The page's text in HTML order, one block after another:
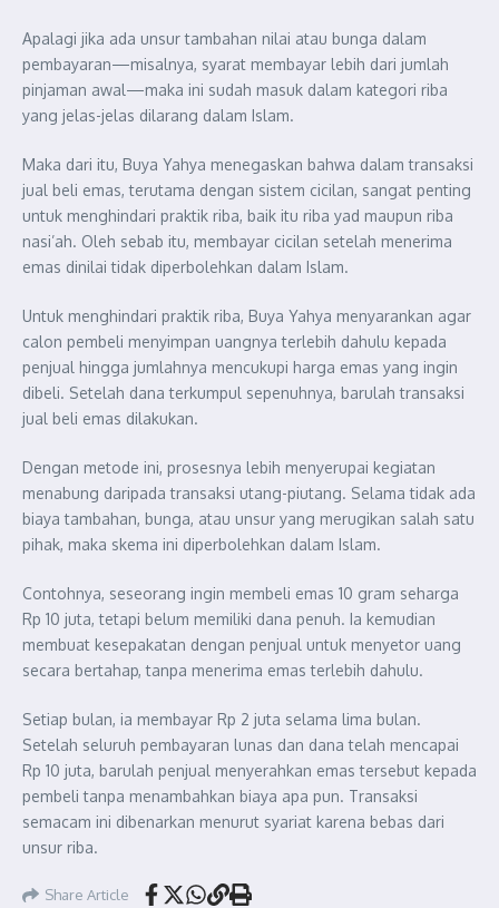
Apalagi jika ada unsur tambahan nilai atau bunga dalam
pembayaran—misalnya, syarat membayar lebih dari jumlah
pinjaman awal—maka ini sudah masuk dalam kategori riba
yang jelas-jelas dilarang dalam Islam.
Maka dari itu, Buya Yahya menegaskan bahwa dalam transaksi
jual beli emas, terutama dengan sistem cicilan, sangat penting
untuk menghindari praktik riba, baik itu riba yad maupun riba
nasi’ah. Oleh sebab itu, membayar cicilan setelah menerima
emas dinilai tidak diperbolehkan dalam Islam.
Untuk menghindari praktik riba, Buya Yahya menyarankan agar
calon pembeli menyimpan uangnya terlebih dahulu kepada
penjual hingga jumlahnya mencukupi harga emas yang ingin
dibeli. Setelah dana terkumpul sepenuhnya, barulah transaksi
jual beli emas dilakukan.
Dengan metode ini, prosesnya lebih menyerupai kegiatan
menabung daripada transaksi utang-piutang. Selama tidak ada
biaya tambahan, bunga, atau unsur yang merugikan salah satu
pihak, maka skema ini diperbolehkan dalam Islam.
Contohnya, seseorang ingin membeli emas 10 gram seharga
Rp 10 juta, tetapi belum memiliki dana penuh. Ia kemudian
membuat kesepakatan dengan penjual untuk menyetor uang
secara bertahap, tanpa menerima emas terlebih dahulu.
Setiap bulan, ia membayar Rp 2 juta selama lima bulan.
Setelah seluruh pembayaran lunas dan dana telah mencapai
Rp 10 juta, barulah penjual menyerahkan emas tersebut kepada
pembeli tanpa menambahkan biaya apa pun. Transaksi
semacam ini dibenarkan menurut syariat karena bebas dari
unsur riba.
Share Article